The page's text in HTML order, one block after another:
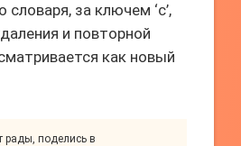
словаря, за ключем ‘c’,
и повторной
как новый
рады, поделись в